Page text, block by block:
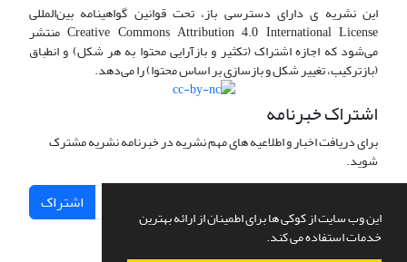
این وب سایت از کوکی ها برای اطمینان از ارائه بهترین
خدمات استفاده می کند.
این نشریه ی دارای دسترسی باز، تحت قوانین گواهینامه بین‌المللی
Creative Commons Attribution 4.0 International License منتشر
می‌شود که اجازه اشتراک (تکثیر و بازآرایی محتوا به هر شکل) و انطباق
(بازترکیب، تغییر شکل و بازسازی بر اساس محتوا) را می‌دهد.
اشتراک خبرنامه
برای دریافت اخبار و اطلاعیه های مهم نشریه در خبرنامه نشریه مشترک
شوید.
اشتراک